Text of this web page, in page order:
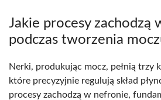
Jakie procesy zachodzą
podczas tworzenia
Nerki, produkując mocz, pełnią trzy
które precyzyjnie regulują skład
procesy zachodzą w nefronie,